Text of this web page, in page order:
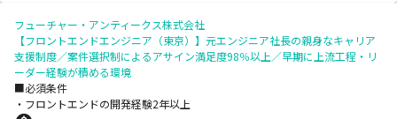
フューチャー・アンティークス株式会社
【フロントエンドエンジニア（東京）】元エンジニア社長の親身なキャリア
支援制度／案件選択制によるアサイン満足度98％以上／早期に上流工程・リ
ーダー経験が積める環境
■必須条件
・フロントエンドの開発経験2年以上